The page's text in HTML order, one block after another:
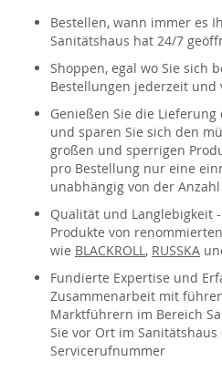
Bestellen, wann immer es
Sanitätshaus hat 24/7
Shoppen, egal wo Sie sich
Bestellungen jederzeit
Genießen Sie die
und sparen Sie sich den
großen und sperrigen
pro Bestellung nur eine
unabhängig von der
Qualität und Langlebigkeit
Produkte von
wie BLACKROLL, RUSSKA
Fundierte Expertise und
Zusammenarbeit mit
Marktführern im Bereich
Sie vor Ort im
Servicerufnummer